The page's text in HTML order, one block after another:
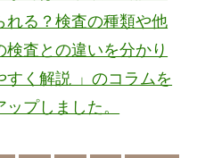
れる？検査の種類や他
検査との違いを分かり
すく解説 」のコラムを
ップしました。